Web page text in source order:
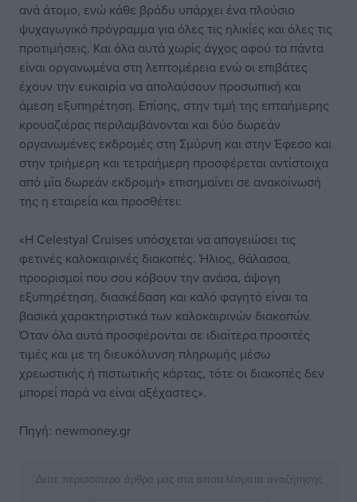
ανά άτομο, ενώ κάθε βράδυ υπάρχει ένα πλούσιο
ψυχαγωγικό πρόγραμμα για όλες τις ηλικίες και όλες τις
προτιμήσεις. Και όλα αυτά χωρίς άγχος αφού τα πάντα
είναι οργανωμένα στη λεπτομέρεια ενώ οι επιβάτες
έχουν την ευκαιρία να απολαύσουν προσωπική και
άμεση εξυπηρέτηση. Επίσης, στην τιμή της επταήμερης
κρουαζιέρας περιλαμβάνονται και δύο δωρεάν
οργανωμένες εκδρομές στη Σμύρνη και στην Έφεσο και
στην τριήμερη και τετραήμερη προσφέρεται αντίστοιχα
από μία δωρεάν εκδρομή» επισημαίνει σε ανακοίνωσή
της η εταιρεία και προσθέτει:
«Η Celestyal Cruises υπόσχεται να απογειώσει τις
φετινές καλοκαιρινές διακοπές. Ήλιος, θάλασσα,
προορισμοί που σου κόβουν την ανάσα, άψογη
εξυπηρέτηση, διασκέδαση και καλό φαγητό είναι τα
βασικά χαρακτηριστικά των καλοκαιρινών διακοπών.
Όταν όλα αυτά προσφέρονται σε ιδιαίτερα προσιτές
τιμές και με τη διευκόλυνση πληρωμής μέσω
χρεωστικής ή πιστωτικής κάρτας, τότε οι διακοπές δεν
μπορεί παρά να είναι αξέχαστες».
Πηγή: newmoney.gr
Δείτε περισσότερα άρθρα μας στα αποτελέσματα αναζήτησης